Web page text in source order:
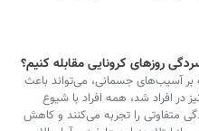
روزهای کرونایی مقابله کنیم؟
کووید ۱۹ علاوه بر آسیب‌های جسمانی، می‌تواند باعث
در افراد شد، همه افراد با شیوع
متفاوتی را تجربه می‌کنند و کاهش